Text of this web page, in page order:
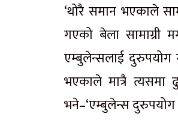
‘थोरै समान भएकाले
गएको बेला सामाग्री
एम्बुलेन्सलाई
भएकाले मात्रै
भने–‘एम्बुलेन्स दुरुपयोग